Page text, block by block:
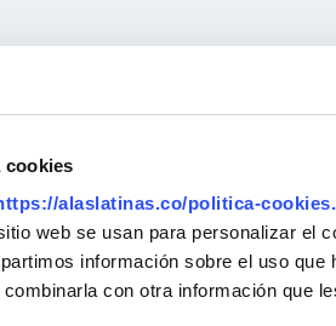
cookies
alaslatinas.co/politica-
web se usan para personalizar el
información sobre el uso
con otra información que